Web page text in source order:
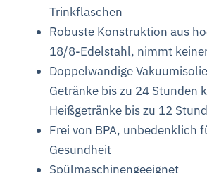
Trinkflaschen
Robuste Konstruktion aus
18/8-Edelstahl, nimmt
Doppelwandige
Getränke bis zu 24 Stunden
Heißgetränke bis zu 12
Frei von BPA, unbedenklich
Gesundheit
Spülmaschinengeeignet